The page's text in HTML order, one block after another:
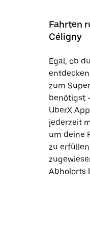
Fahrten
Céligny
Egal, ob
zum
benötigst
UberX
jederzeit
um deine
zu
Abholorts